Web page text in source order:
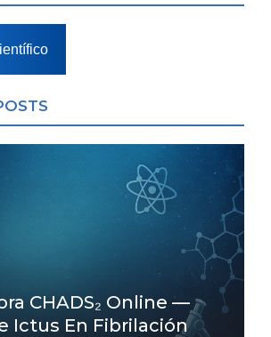
CHADS₂ Online —
Ictus En Fibrilación